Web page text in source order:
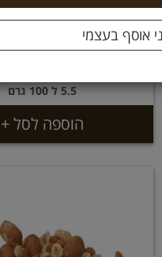
אפונה מטוגנת על
5.5 ל 100 גרם
הוספה לסל +